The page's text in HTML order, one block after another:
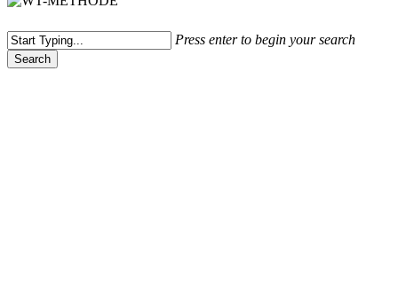
Press enter to begin your search
Search